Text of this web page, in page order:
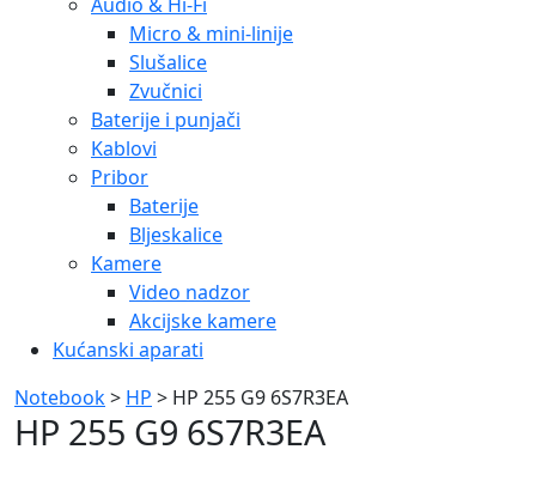
Micro & mini-linije
Slušalice
Zvučnici
Baterije i punjači
Kablovi
Pribor
Baterije
Bljeskalice
Kamere
Video nadzor
Akcijske kamere
Kućanski aparati
Notebook> HP > HP 255 G9 6S7R3EA
HP 255 G9 6S7R3EA